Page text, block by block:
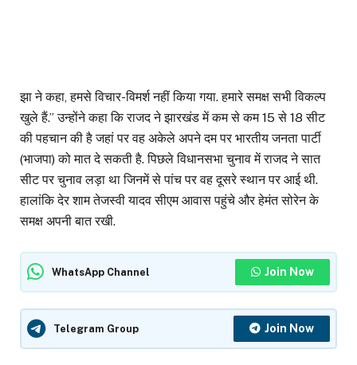
झा ने कहा, हमसे विचार-विमर्श नहीं किया गया. हमारे समक्ष सभी विकल्प
खुले हैं.” उन्होंने कहा कि राजद ने झारखंड में कम से कम 15 से 18 सीट
की पहचान की है जहां पर वह अकेले अपने दम पर भारतीय जनता पार्टी
(भाजपा) को मात दे सकती है. पिछले विधानसभा चुनाव में राजद ने सात
सीट पर चुनाव लड़ा था जिनमें से पांच पर वह दूसरे स्थान पर आई थी.
हालांकि देर शाम तेजस्वी यादव सीएम आवास पहुंचे और हेमंत सोरेन के
समक्ष अपनी बात रखी.
WhatsApp Channel Join Now
Telegram Group Join Now